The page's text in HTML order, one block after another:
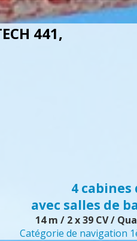
441,
4 cabines
avec salles de
14 m / 2 x 39 CV /
Catégorie de navigation